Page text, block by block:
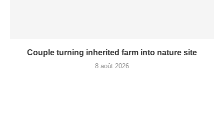
Couple turning inherited farm into nature site
8 août 2026